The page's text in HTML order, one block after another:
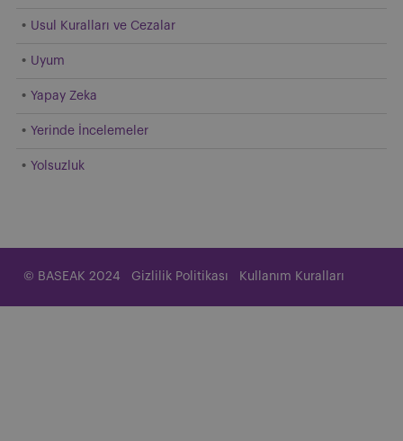
Usul Kuralları ve Cezalar
Uyum
Yapay Zeka
Yerinde İncelemeler
Yolsuzluk
© BASEAK 2024 Gizlilik Politikası Kullanım Kuralları